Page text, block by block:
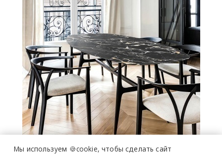
Мы используем 🍪cookie, чтобы сделать сайт